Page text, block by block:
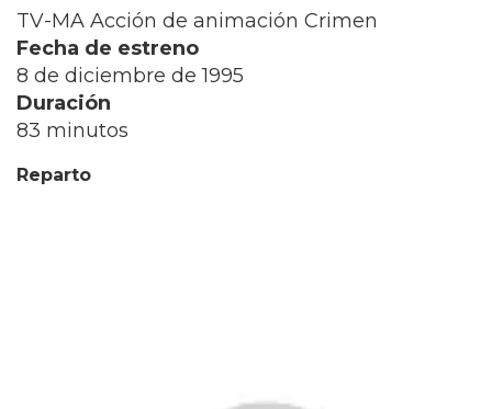
TV-MA Acción de animación Crimen
Fecha de estreno
8 de diciembre de 1995
Duración
83 minutos
Reparto